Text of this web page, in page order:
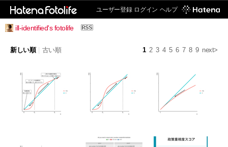
ユーザー登録 ログイン ヘルプ
ill-identified's fotolife
1 2 3 4 5 6 7 8 9 next>
新しい順 古い順